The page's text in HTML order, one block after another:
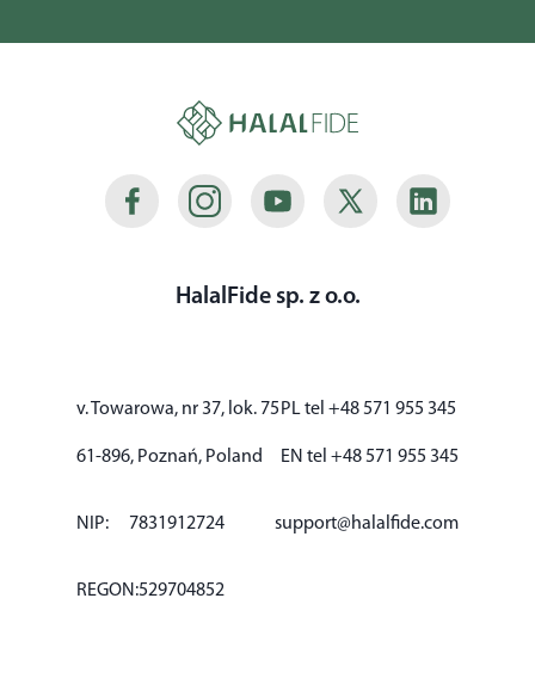
HalalFide sp. z o.o.
v.Towarowa, nr 37, lok. 75
61-896, Poznań, Poland
PL tel +48 571 955 345
EN tel +48 571 955 345
NIP: 7831912724
REGON:529704852
support@halalfide.com